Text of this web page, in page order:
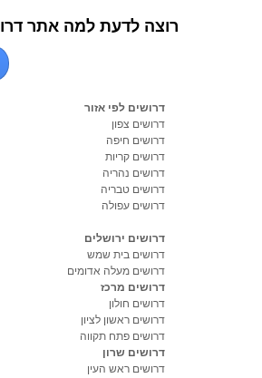
דרושים חוק ומשפט
דרושים מסעדנות/בתי קפה/קייטרינג
דרושים אינטרנט
דרושים סטודנטים ונוער
דרושים אופנה וטקסטיל
דרושים אבטחת מידע וסייבר
דרושים תעופה וימאות (70)
דרושים עיצוב (60)
דרושים דוברי שפות (47)
רוצה לדעת למה אתר
דרושים לפי אזור
דרושים צפון
דרושים חיפה
דרושים קריות
דרושים נהריה
דרושים טבריה
דרושים עפולה
דרושים ירושלים
דרושים בית שמש
דרושים מעלה אדומים
דרושים מרכז
דרושים חולון
דרושים ראשון לציון
דרושים פתח תקווה
דרושים שרון
דרושים ראש העין